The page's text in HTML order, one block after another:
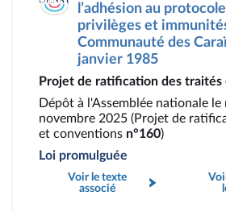
l’adhésion au
privilèges et
Communauté des
janvier 1985
Projet de ratification des
Dépôt à l'Assemblée nationale
novembre 2025 (Projet de
et conventions n°160)
Loi promulguée
Voir le texte
associé